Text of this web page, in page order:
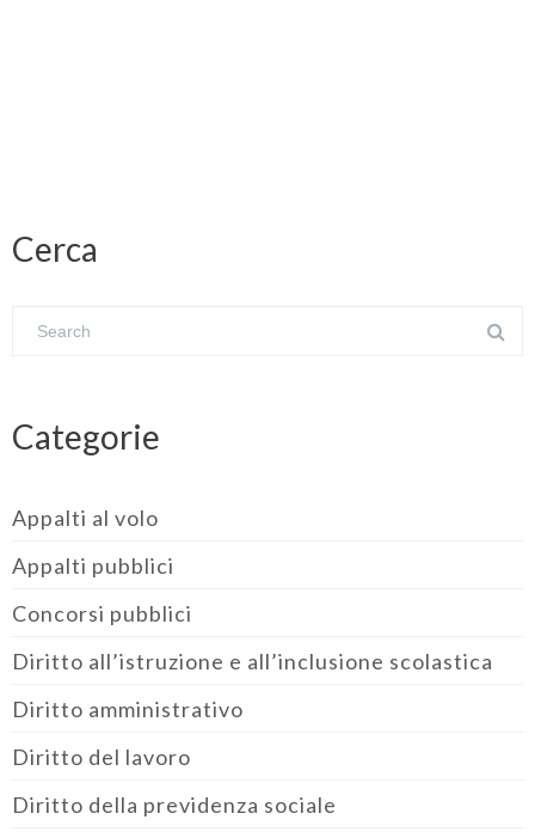
Cerca
Categorie
Appalti al volo
Appalti pubblici
Concorsi pubblici
Diritto all’istruzione e all’inclusione scolastica
Diritto amministrativo
Diritto del lavoro
Diritto della previdenza sociale